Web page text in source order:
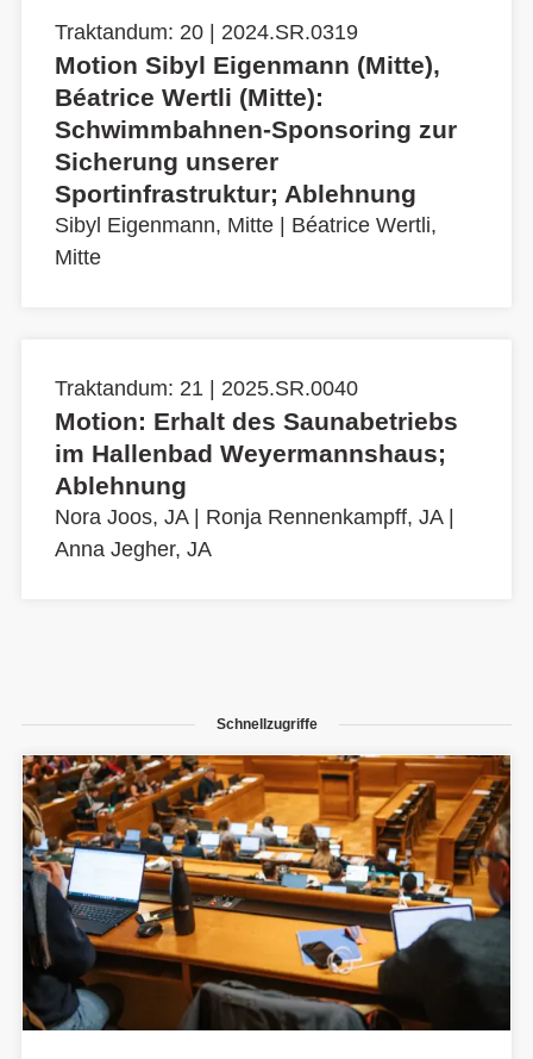
Traktandum: 20 | 2024.SR.0319
Motion Sibyl Eigenmann (Mitte),
Béatrice Wertli (Mitte):
Schwimmbahnen-Sponsoring zur
Sicherung unserer
Sportinfrastruktur; Ablehnung
Sibyl Eigenmann, Mitte
Béatrice Wertli,
Mitte
Traktandum: 21 | 2025.SR.0040
Motion: Erhalt des Saunabetriebs
im Hallenbad Weyermannshaus;
Ablehnung
Nora Joos, JA| Ronja Rennenkampff, JA|
Anna Jegher, JA
Schnellzugriffe